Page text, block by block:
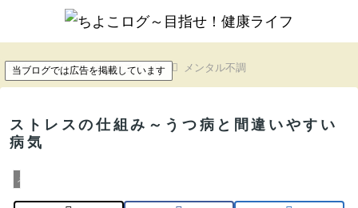
当ブログでは広告を掲載しています
ホーム 病気のこと メンタル不調
ストレスの仕組み～うつ病と間違いやすい
病気
メンタル不調